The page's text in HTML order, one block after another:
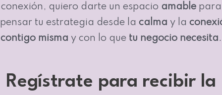
conexión, quiero darte un espacio amablepara
tu estrategia desde la calma y la
contigo misma y con lo que tu negocio necesita.
Regístrate para recibir la